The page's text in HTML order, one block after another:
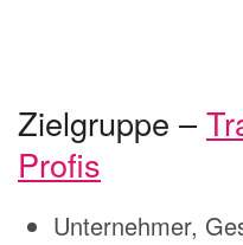
Zielgruppe –
Profis
Unternehmer,